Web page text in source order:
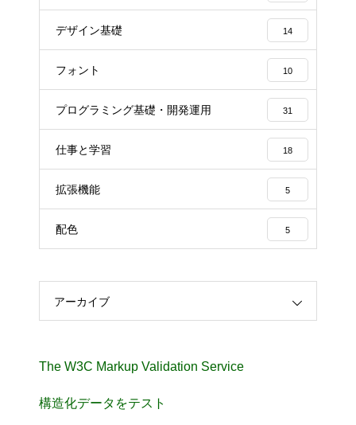
デザイン基礎 14
フォント 10
プログラミング基礎・開発運用 31
仕事と学習 18
拡張機能 5
配色 5
アーカイブ
The W3C Markup Validation Service
構造化データをテスト